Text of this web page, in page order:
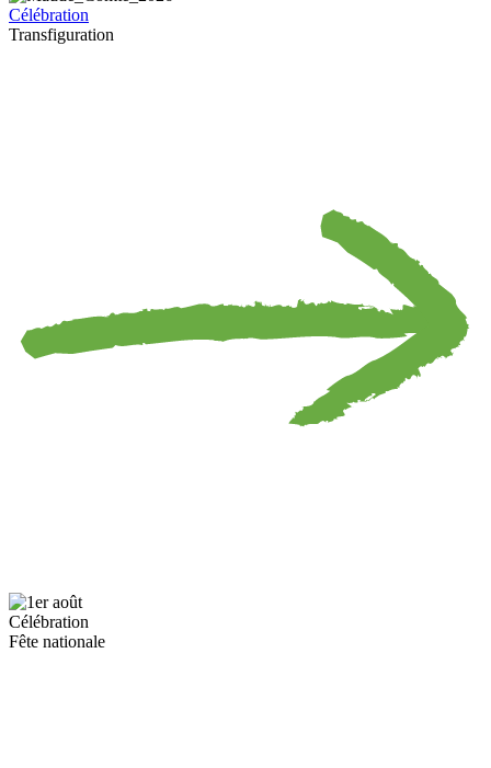
Célébration
Transfiguration
Célébration
Fête nationale